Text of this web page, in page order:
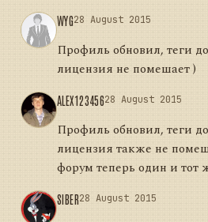
WYG28 August 2015
Профиль обновил, теги
лицензия не помешает )
ALEX12345628 August 2015
Профиль обновил, теги
лицензия также не
форум теперь один и тот
SIBER28 August 2015